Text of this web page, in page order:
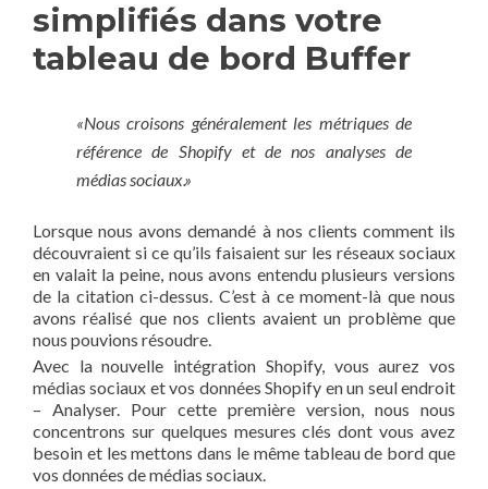
simplifiés dans votre
tableau de bord Buffer
«Nous croisons généralement les métriques de
référence de Shopify et de nos analyses de
médias sociaux.»
Lorsque nous avons demandé à nos clients comment ils
découvraient si ce qu’ils faisaient sur les réseaux sociaux
en valait la peine, nous avons entendu plusieurs versions
de la citation ci-dessus. C’est à ce moment-là que nous
avons réalisé que nos clients avaient un problème que
nous pouvions résoudre.
Avec la nouvelle intégration Shopify, vous aurez vos
médias sociaux et vos données Shopify en un seul endroit
– Analyser. Pour cette première version, nous nous
concentrons sur quelques mesures clés dont vous avez
besoin et les mettons dans le même tableau de bord que
vos données de médias sociaux.